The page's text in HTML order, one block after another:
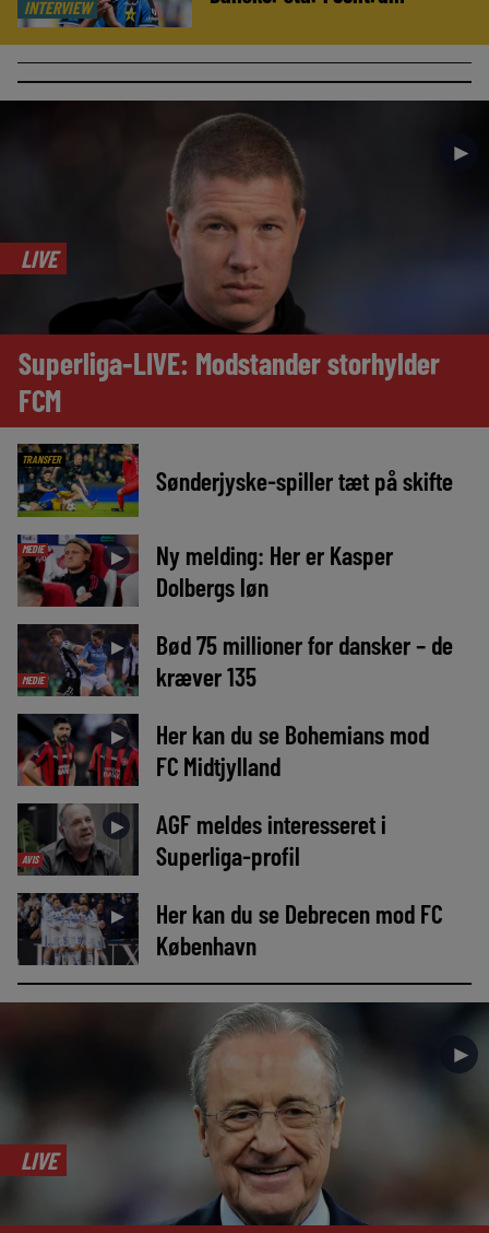
INTERVIEW
►
LIVE
Superliga-LIVE: Modstander storhylder
FCM
TRANSFER
Sønderjyske-spiller tæt på skifte
MEDIE ►
Ny melding: Her er Kasper
Dolbergs løn
MEDIE
►
Bød 75 millioner for dansker – de
kræver 135
►
Her kan du se Bohemians mod
FC Midtjylland
AVIS
►
AGF meldes interesseret i
Superliga-profil
►
Her kan du se Debrecen mod FC
København
►
LIVE